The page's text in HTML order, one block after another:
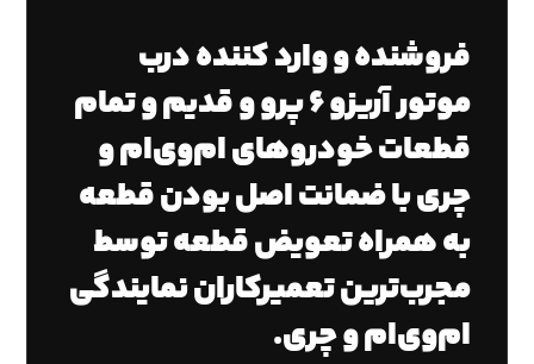
فروشنده و وارد کننده درب
موتور آریزو ۶ پرو و قدیم و تمام
قطعات خودروهای ام‌وی‌ام و
چری با ضمانت اصل بودن قطعه
به همراه تعویض قطعه توسط
مجرب‌ترین تعمیرکاران نمایندگی
ام‌وی‌ام و چری.